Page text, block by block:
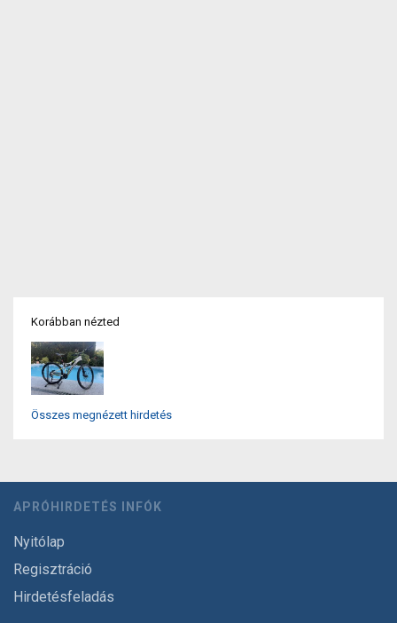
Korábban nézted
Összes megnézett hirdetés
APRÓHIRDETÉS INFÓK
Nyitólap
Regisztráció
Hirdetésfeladás